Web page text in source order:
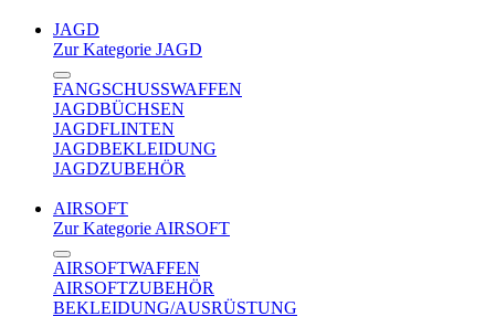
JAGD
Zur Kategorie JAGD
FANGSCHUSSWAFFEN
JAGDBÜCHSEN
JAGDFLINTEN
JAGDBEKLEIDUNG
JAGDZUBEHÖR
AIRSOFT
Zur Kategorie AIRSOFT
AIRSOFTWAFFEN
AIRSOFTZUBEHÖR
BEKLEIDUNG/AUSRÜSTUNG